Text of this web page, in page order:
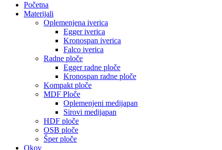
Početna
Materijali
Oplemenjena iverica
Egger iverica
Kronospan iverica
Falco iverica
Radne ploče
Egger radne ploče
Kronospan radne ploče
Kompakt ploče
MDF Ploče
Oplemenjeni medijapan
Sirovi medijapan
HDF ploče
OSB ploče
Šper ploče
Okov